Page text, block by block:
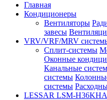
Главная
Кондиционеры
Вентиляторы
завесы
VRV/VRF/MRV
Сплит-системы
Оконные
Канальные
системы
системы
LESSAR LSM-